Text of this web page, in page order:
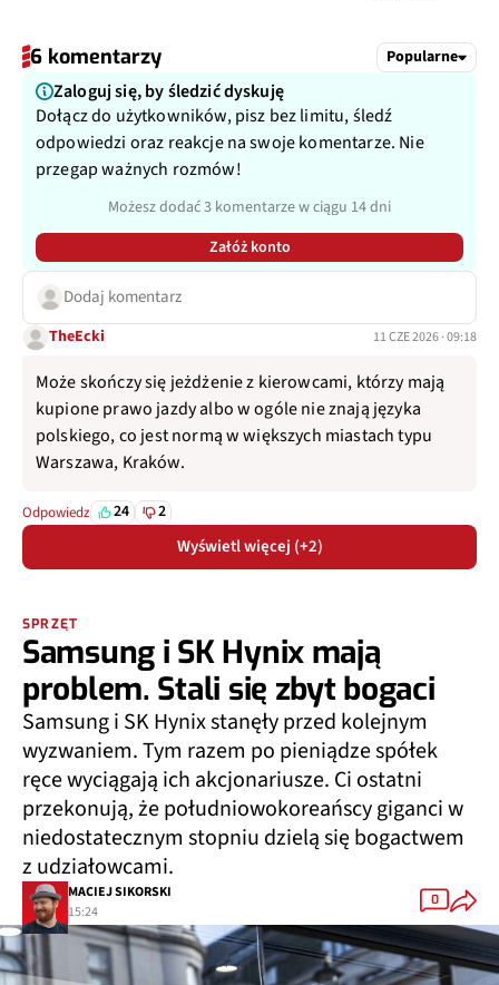
6 komentarzy Popularne
Zaloguj się, by śledzić dyskuję
Dołącz do użytkowników, pisz bez limitu, śledź
odpowiedzi oraz reakcje na swoje komentarze. Nie
przegap ważnych rozmów!
Możesz dodać 3 komentarze w ciągu 14 dni
Załóż konto
Dodaj komentarz
TheEcki 11 CZE 2026 · 09:18
Może skończy się jeżdżenie z kierowcami, którzy mają
kupione prawo jazdy albo w ogóle nie znają języka
polskiego, co jest normą w większych miastach typu
Warszawa, Kraków.
Odpowiedz 24 2
Wyświetl więcej (+2)
SPRZĘT
Samsung i SK Hynix mają
problem. Stali się zbyt bogaci
Samsung i SK Hynix stanęły przed kolejnym
wyzwaniem. Tym razem po pieniądze spółek
ręce wyciągają ich akcjonariusze. Ci ostatni
przekonują, że południowokoreańscy giganci w
niedostatecznym stopniu dzielą się bogactwem
z udziałowcami.
MACIEJ SIKORSKI
15:24
0